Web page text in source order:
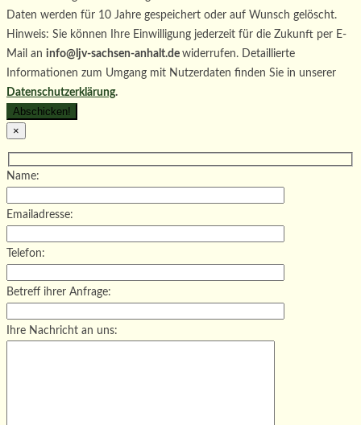
Daten werden für 10 Jahre gespeichert oder auf Wunsch gelöscht.
Hinweis: Sie können Ihre Einwilligung jederzeit für die Zukunft per E-
Mail an info@ljv-sachsen-anhalt.de widerrufen. Detaillierte
Informationen zum Umgang mit Nutzerdaten finden Sie in unserer
Datenschutzerklärung.
×
Name:
Emailadresse:
Telefon:
Betreff ihrer Anfrage:
Ihre Nachricht an uns: